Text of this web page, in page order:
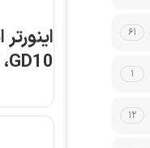
۶۱
۱
۱۲
4-B